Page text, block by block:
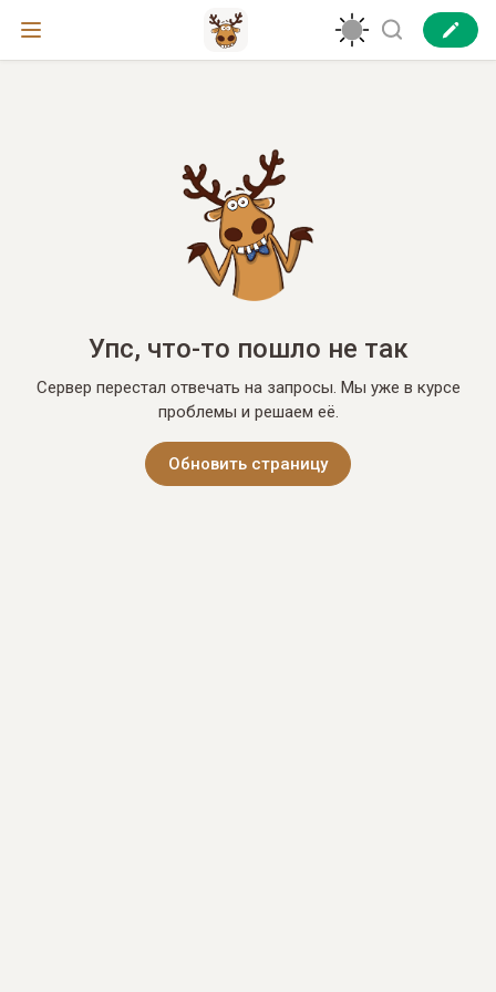
Упс, что-то пошло не так
Сервер перестал отвечать на запросы. Мы уже в курсе
проблемы и решаем её.
Обновить страницу